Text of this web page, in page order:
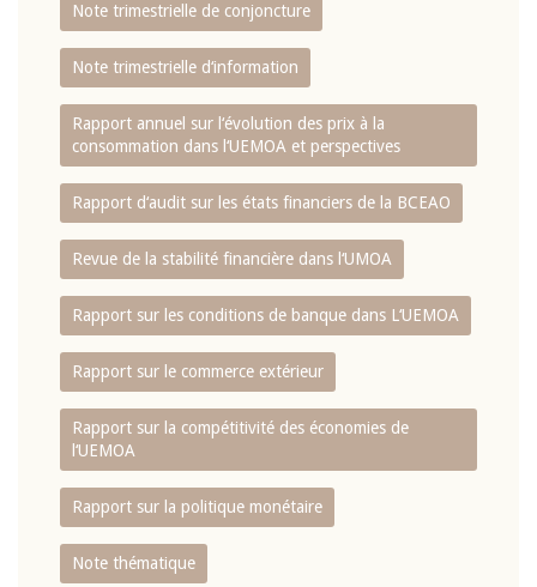
Note trimestrielle de conjoncture
Note trimestrielle d‘information
Rapport annuel sur l‘évolution des prix à la
consommation dans l‘UEMOA et perspectives
Rapport d‘audit sur les états financiers de la BCEAO
Revue de la stabilité financière dans l‘UMOA
Rapport sur les conditions de banque dans L‘UEMOA
Rapport sur le commerce extérieur
Rapport sur la compétitivité des économies de
l‘UEMOA
Rapport sur la politique monétaire
Note thématique